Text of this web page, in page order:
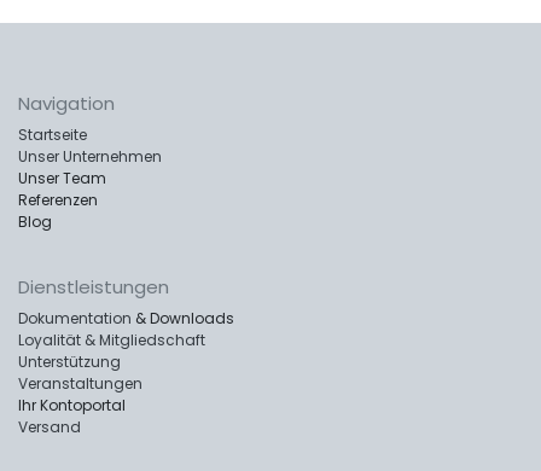
Navigation
Startseite
Unser Unternehmen
Unser Team
Referenzen
Blog
Dienstleistungen
Dokumentation & Downloads
Loyalität & Mitgliedschaft
Unterstützung
Veranstaltungen
Ihr Kontoportal
Versand